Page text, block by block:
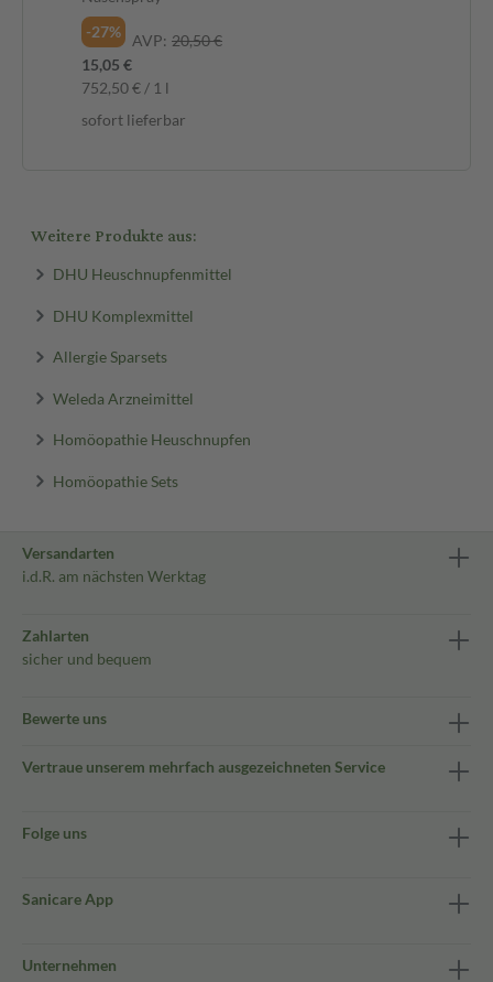
-27%
AVP: 20,50 €
15,05 €
752,50 € / 1 l
sofort lieferbar
Weitere Produkte aus:
DHU Heuschnupfenmittel
DHU Komplexmittel
Allergie Sparsets
Weleda Arzneimittel
Homöopathie Heuschnupfen
Homöopathie Sets
Versandarten
i.d.R. am nächsten Werktag
Zahlarten
sicher und bequem
Bewerte uns
Vertraue unserem mehrfach ausgezeichneten Service
Folge uns
Sanicare App
Unternehmen